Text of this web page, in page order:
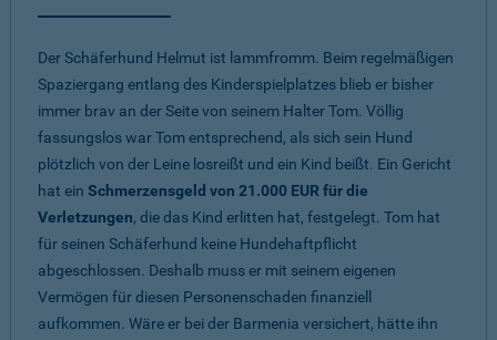
Der Schäferhund Helmut ist lammfromm. Beim regelmäßigen
Spaziergang entlang des Kinderspielplatzes blieb er bisher
immer brav an der Seite von seinem Halter Tom. Völlig
fassungslos war Tom entsprechend, als sich sein Hund
plötzlich von der Leine losreißt und ein Kind beißt. Ein Gericht
hat ein Schmerzensgeld von 21.000 EUR für die
Verletzungen, die das Kind erlitten hat, festgelegt. Tom hat
für seinen Schäferhund keine Hundehaftpflicht
abgeschlossen. Deshalb muss er mit seinem eigenen
Vermögen für diesen Personenschaden finanziell
aufkommen. Wäre er bei der Barmenia versichert, hätte ihn